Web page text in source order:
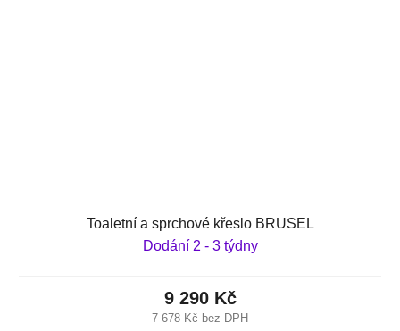
Toaletní a sprchové křeslo BRUSEL
Dodání 2 - 3 týdny
7 678 Kč bez DPH
9 290 Kč